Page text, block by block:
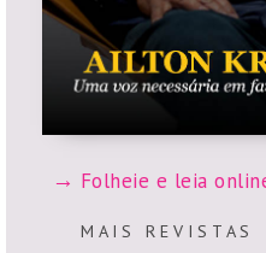
Folheie e leia
M A I S R E V I S T A S